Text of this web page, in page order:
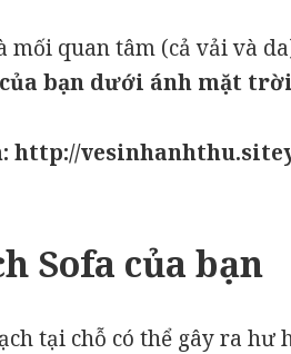
mối quan tâm (cả vải và
của bạn dưới ánh mặt
http://
Sofa của bạn
tại chỗ có thể gây ra hư